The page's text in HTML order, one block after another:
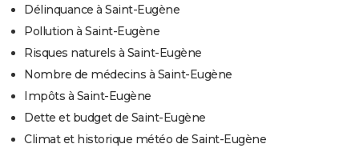
Délinquance à Saint-Eugène
Pollution à Saint-Eugène
Risques naturels à Saint-Eugène
Nombre de médecins à Saint-Eugène
Impôts à Saint-Eugène
Dette et budget de Saint-Eugène
Climat et historique météo de Saint-Eugène